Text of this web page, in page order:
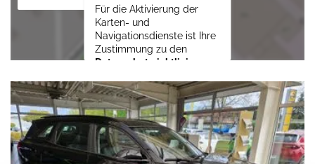
Für die Aktivierung der
Karten- und
Navigationsdienste ist Ihre
Zustimmung zu den
Datenschutzrichtlinien
LLCerforderlich.
Zustimmen und
aktivieren